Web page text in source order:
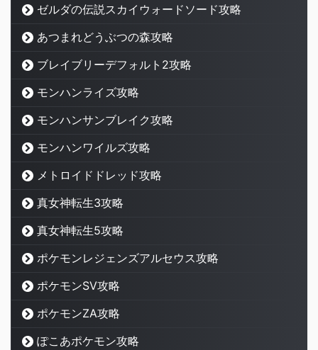
ゼルダの伝説スカイウォードソード攻略
あつまれどうぶつの森攻略
ブレイブリーデフォルト2攻略
モンハンライズ攻略
モンハンサンブレイク攻略
モンハンワイルズ攻略
メトロイドドレッド攻略
真女神転生3攻略
真女神転生5攻略
ポケモンレジェンズアルセウス攻略
ポケモンSV攻略
ポケモンZA攻略
ぽこあポケモン攻略